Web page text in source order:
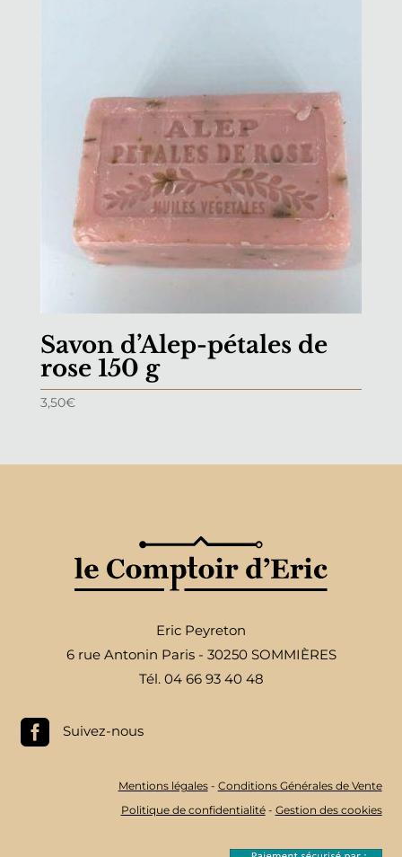
Savon d’Alep-pétales de
rose 150 g
3,50€
Eric Peyreton
6 rue Antonin Paris - 30250 SOMMIÈRES
Tél. 04 66 93 40 48
 Suivez-nous
Mentions légales- Conditions Générales de Vente
Politique de confidentialité- Gestion des cookies